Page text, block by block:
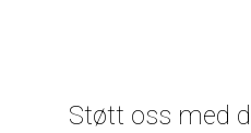
Støtt oss med